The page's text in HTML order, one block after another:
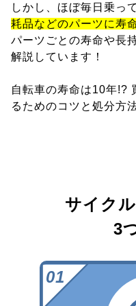
しかし、ほぼ毎日乗っ
耗品などのパーツに寿
パーツごとの寿命や長
解説しています！
自転車の寿命は10年!?
るためのコツと処分方
サイク
3